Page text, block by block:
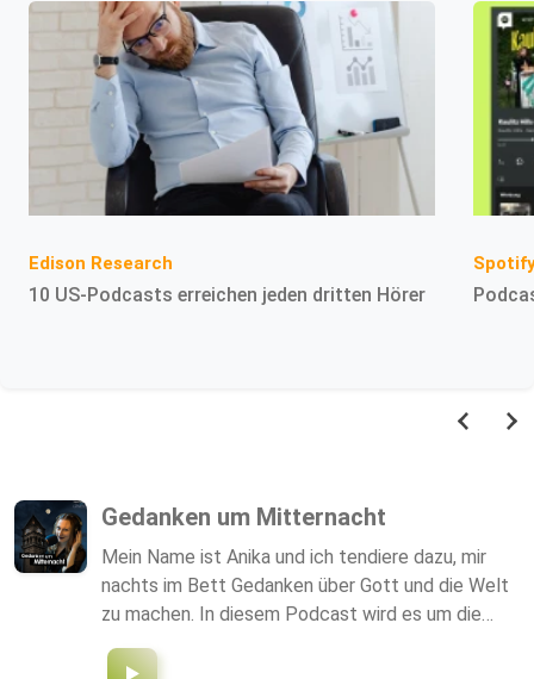
Gedanken um Mitternacht
Mein Name ist Anika und ich tendiere dazu, mir
nachts im Bett Gedanken über Gott und die Welt
zu machen. In diesem Podcast wird es um die
Themen gehen, die mich nachts nicht schlafen
lassen und um Menschen, die spannende
Edison Research
10 US-Podcasts erreichen jeden dritten Hörer